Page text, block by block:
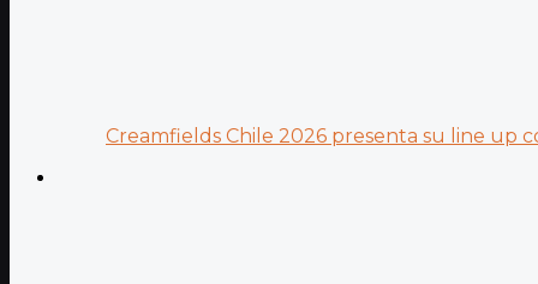
Creamfields Chile 2026 presenta su line up